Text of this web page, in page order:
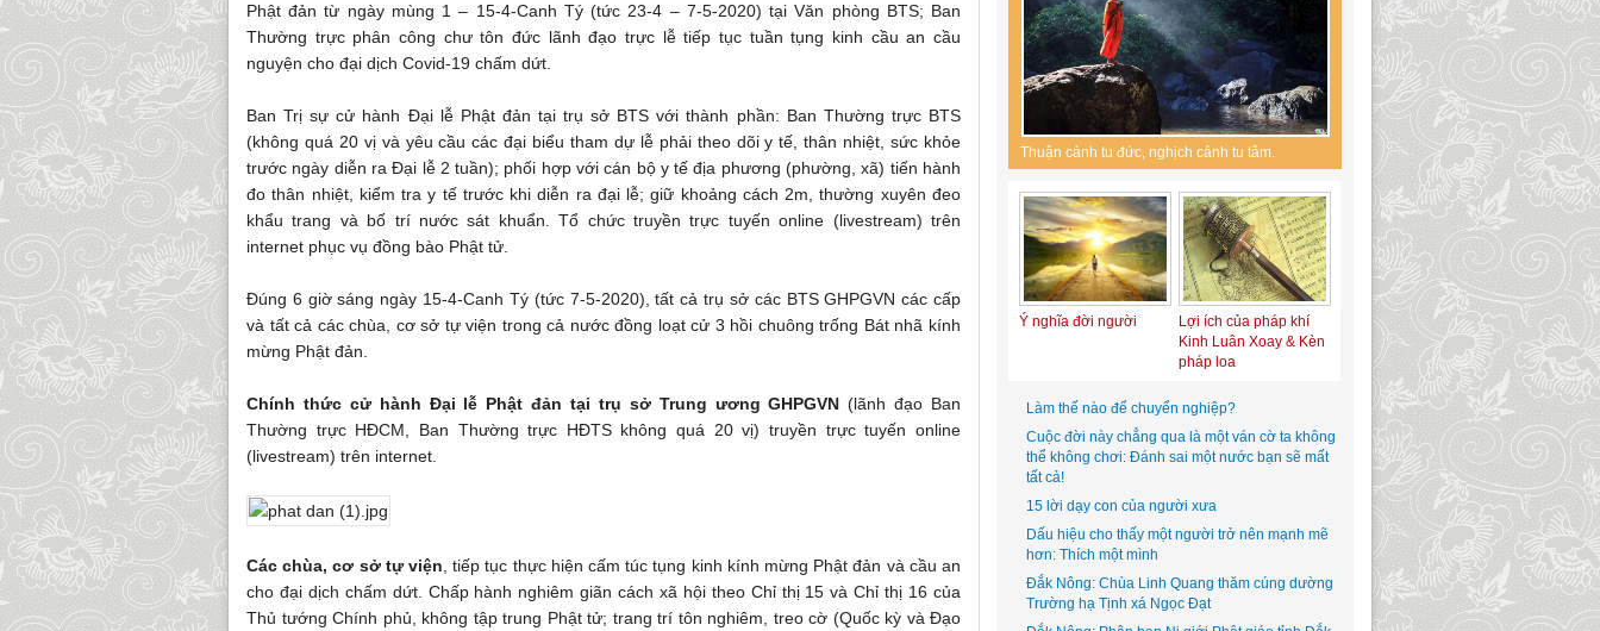
Phật đản từ ngày mùng 1 – 15-4-Canh Tý (tức 23-4 – 7-5-2020) tại Văn phòng BTS; Ban
Thường trực phân công chư tôn đức lãnh đạo trực lễ tiếp tục tuần tụng kinh cầu an cầu
nguyện cho đại dịch Covid-19 chấm dứt.
Ban Trị sự cử hành Đại lễ Phật đản tại trụ sở BTS với thành phần: Ban Thường trực BTS
(không quá 20 vị và yêu cầu các đại biểu tham dự lễ phải theo dõi y tế, thân nhiệt, sức khỏe
trước ngày diễn ra Đại lễ 2 tuần); phối hợp với cán bộ y tế địa phương (phường, xã) tiến hành
đo thân nhiệt, kiểm tra y tế trước khi diễn ra đại lễ; giữ khoảng cách 2m, thường xuyên đeo
khẩu trang và bố trí nước sát khuẩn. Tổ chức truyền trực tuyến online (livestream) trên
internet phục vụ đồng bào Phật tử.
Đúng 6 giờ sáng ngày 15-4-Canh Tý (tức 7-5-2020), tất cả trụ sở các BTS GHPGVN các cấp
và tất cả các chùa, cơ sở tự viện trong cả nước đồng loạt cử 3 hồi chuông trống Bát nhã kính
mừng Phật đản.
Chính thức cử hành Đại lễ Phật đản tại trụ sở Trung ương GHPGVN (lãnh đạo Ban
Thường trực HĐCM, Ban Thường trực HĐTS không quá 20 vị) truyền trực tuyến online
(livestream) trên internet.
Các chùa, cơ sở tự viện , tiếp tục thực hiện cấm túc tụng kinh kính mừng Phật đản và cầu an
cho đại dịch chấm dứt. Chấp hành nghiêm giãn cách xã hội theo Chỉ thị 15 và Chỉ thị 16 của
Thủ tướng Chính phủ, không tập trung Phật tử; trang trí tôn nghiêm, treo cờ (Quốc kỳ và Đạo
Thuận cảnh tu đức, nghịch cảnh tu tâm.
Ý nghĩa đời người
Lợi ích của pháp khí
Kinh Luân Xoay & Kèn
pháp loa
Làm thế nào để chuyển nghiệp?
Cuộc đời này chẳng qua là một ván cờ ta không
thể không chơi: Đánh sai một nước bạn sẽ mất
tất cả!
15 lời dạy con của người xưa
Dấu hiệu cho thấy một người trở nên mạnh mẽ
hơn: Thích một mình
Đắk Nông: Chùa Linh Quang thăm cúng dường
Trường hạ Tịnh xá Ngọc Đạt